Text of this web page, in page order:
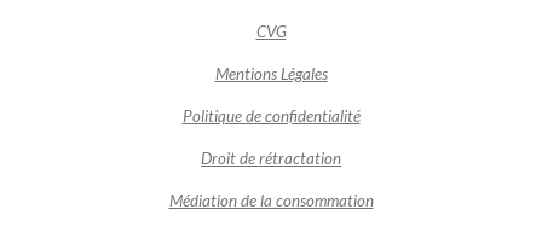
CVG
Mentions Légales
Politique de confidentialité
Droit de rétractation
Médiation de la consommation